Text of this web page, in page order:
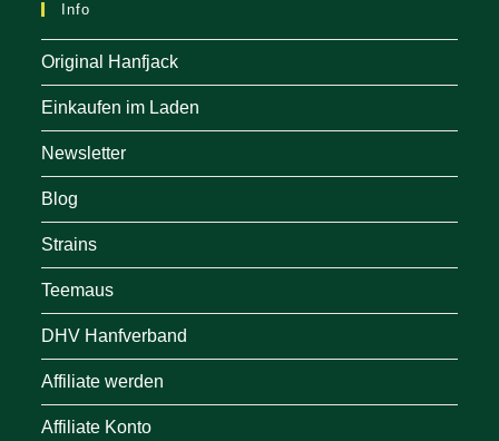
Info
Original Hanfjack
Einkaufen im Laden
Newsletter
Blog
Strains
Teemaus
DHV Hanfverband
Affiliate werden
Affiliate Konto